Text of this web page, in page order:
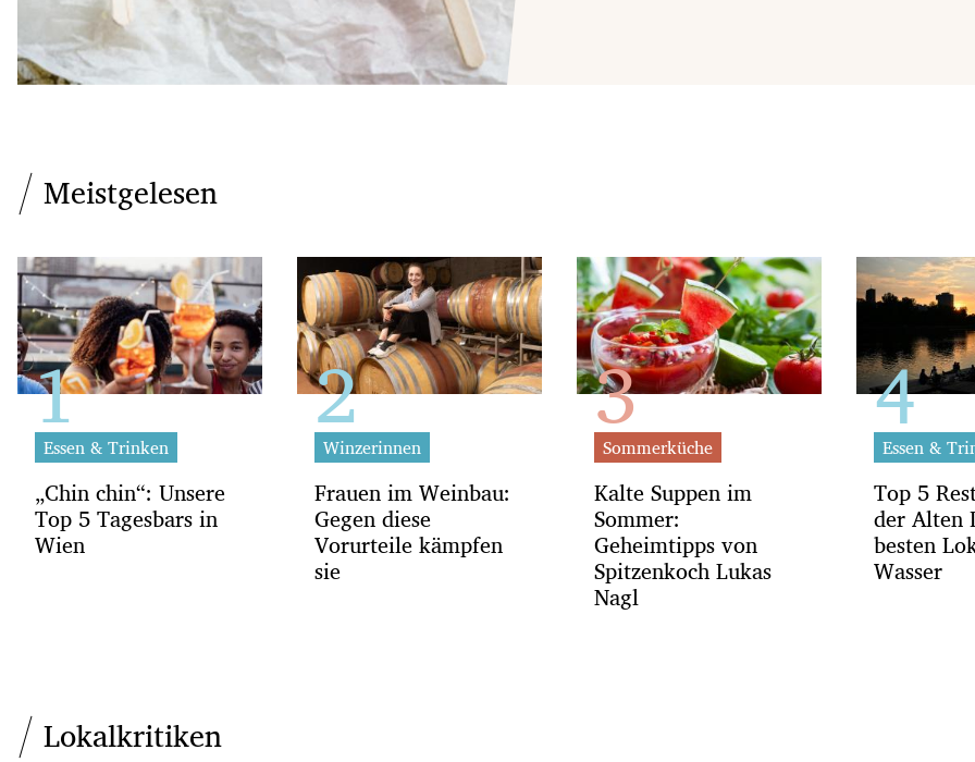
Meistgelesen
Essen & Trinken
„Chin chin“: Unsere
Top 5 Tagesbars in
Wien
Winzerinnen
Frauen im Weinbau:
Gegen diese
Vorurteile kämpfen
sie
Sommerküche
Kalte Suppen im
Sommer:
Geheimtipps von
Spitzenkoch Lukas
Nagl
Essen &
Top 5
der Alten
besten
Wasser
Lokalkritiken